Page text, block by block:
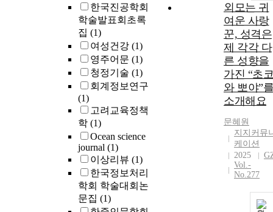
한국진공학회
학술발표회초록
집 (1)
여성건강 (1)
영주어문 (1)
청정기술 (1)
회계정보연구
(1)
고려교육정책
학 (1)
Ocean science
journal (1)
이상리뷰 (1)
한국정보처리
학회 학술대회논
문집 (1)
외모는 귀
여운 사랑
꾼, 성격은
제 각각 다
른 성향을
가진 “초코
와 뽀야”를
소개해요
문혜원
지지커뮤
케이션
2025
Vol.-
No.277